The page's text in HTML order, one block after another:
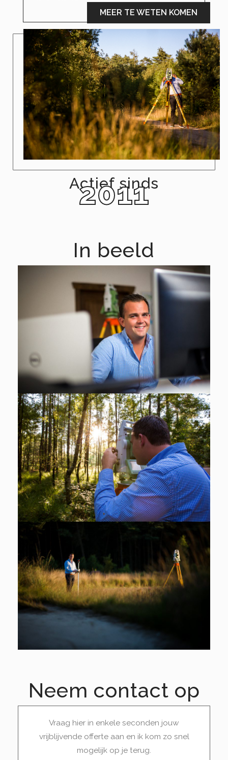
MEER TE WETEN KOMEN
Actief sinds
2011
In beeld
Neem contact op
Vraag hier in enkele seconden jouw
vrijblijvende offerte aan en ik kom zo snel
mogelijk op je terug.